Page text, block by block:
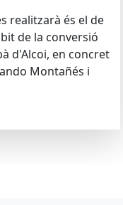
realitzarà és el de
de la conversió
d'Alcoi, en concret
Montañés i